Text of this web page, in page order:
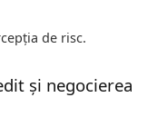
de risc.
și negocierea